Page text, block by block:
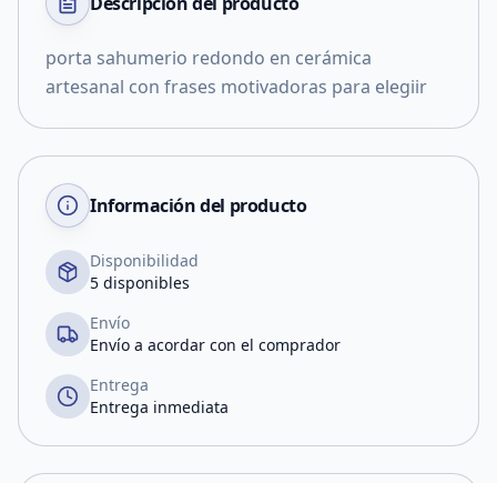
porta sahumerio redondo en cerámica
artesanal con frases motivadoras para elegiir
Información del producto
Disponibilidad
5 disponibles
Envío
Envío a acordar con el comprador
Entrega
Entrega inmediata